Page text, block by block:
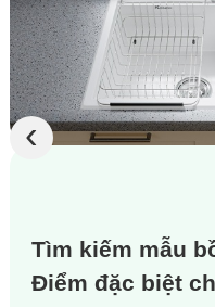
Tìm kiếm mẫu
Điểm đặc biệt
‹